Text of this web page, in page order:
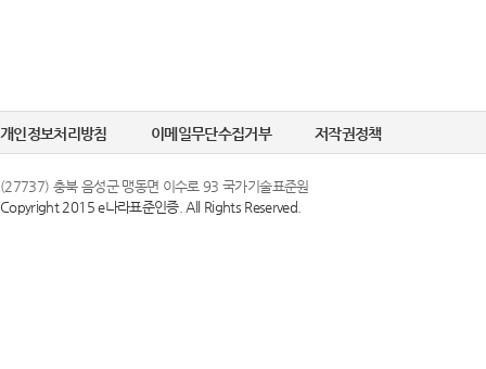
개인정보처리방침 이메일무단수집거부 저작권정책
(27737) 충북 음성군 맹동면 이수로 93 국가기술표준원
Copyright 2015 e나라표준인증. All Rights Reserved.